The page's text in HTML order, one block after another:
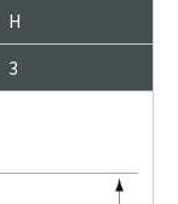
H
3